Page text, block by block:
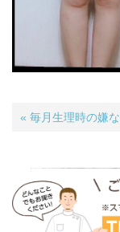
« 毎月生理時の嫌